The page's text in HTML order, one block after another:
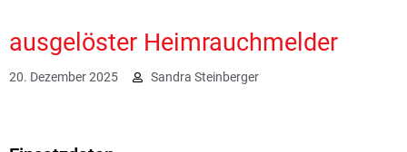
ausgelöster Heimrauchmelder
20. Dezember 2025 Sandra Steinberger